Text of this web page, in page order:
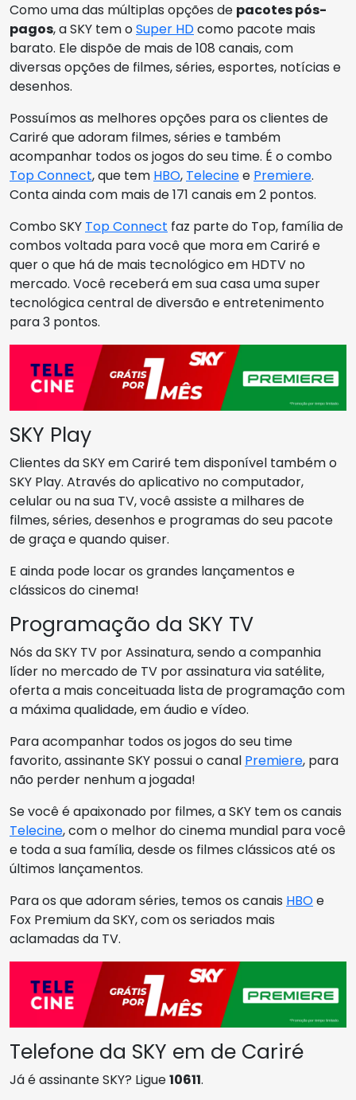
Como uma das múltiplas opções de pacotes pós-
pagos, a SKY tem oSuper HDcomo pacote mais
barato. Ele dispõe de mais de 108 canais, com
diversas opções de filmes, séries, esportes, notícias e
desenhos.
Possuímos as melhores opções para os clientes de
Cariré que adoram filmes, séries e também
acompanhar todos os jogos do seu time. É o combo
Top Connect, que tem HBO, Telecinee Premiere.
Conta ainda com mais de 171 canais em 2 pontos.
Combo SKY Top Connect faz parte do Top, família de
combos voltada para você que mora em Cariré e
quer o que há de mais tecnológico em HDTV no
mercado. Você receberá em sua casa uma super
tecnológica central de diversão e entretenimento
para 3 pontos.
SKY Play
Clientes da SKY em Cariré tem disponível também o
SKY Play. Através do aplicativo no computador,
celular ou na sua TV, você assiste a milhares de
filmes, séries, desenhos e programas do seu pacote
de graça e quando quiser.
E ainda pode locar os grandes lançamentos e
clássicos do cinema!
Programação da SKY TV
Nós da SKY TV por Assinatura, sendo a companhia
líder no mercado de TV por assinatura via satélite,
oferta a mais conceituada lista de programação com
a máxima qualidade, em áudio e vídeo.
Para acompanhar todos os jogos do seu time
favorito, assinante SKY possui o canal Premiere, para
não perder nenhum a jogada!
Se você é apaixonado por filmes, a SKY tem os canais
Telecine, com o melhor do cinema mundial para você
e toda a sua família, desde os filmes clássicos até os
últimos lançamentos.
Para os que adoram séries, temos os canais HBOe
Fox Premium da SKY, com os seriados mais
aclamadas da TV.
Telefone da SKY em de Cariré
Já é assinante SKY? Ligue10611.